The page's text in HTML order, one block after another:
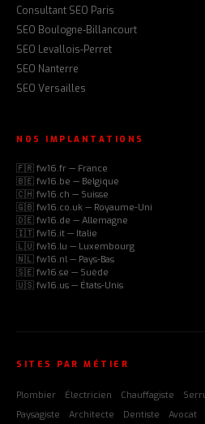
Consultant SEO Paris
SEO Boulogne-Billancourt
SEO Levallois-Perret
SEO Nanterre
SEO Versailles
NOS IMPLANTATIONS
🇫🇷 fw16.fr — France
🇧🇪 fw16.be — Belgique
🇨🇭 fw16.ch — Suisse
🇬🇧 fw16.co.uk — Royaume-Uni
🇩🇪 fw16.de — Allemagne
🇮🇹 fw16.it — Italie
🇱🇺 fw16.lu — Luxembourg
🇳🇱 fw16.nl — Pays-Bas
🇸🇪 fw16.se — Suède
🇺🇸 fw16.us — États-Unis
SITES PAR MÉTIER
Plombier Électricien Chauffagiste
Paysagiste
Architecte Dentiste Avocat